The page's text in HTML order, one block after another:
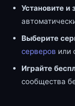
Установите и
Выберите
серверов или
Играйте
сообщества